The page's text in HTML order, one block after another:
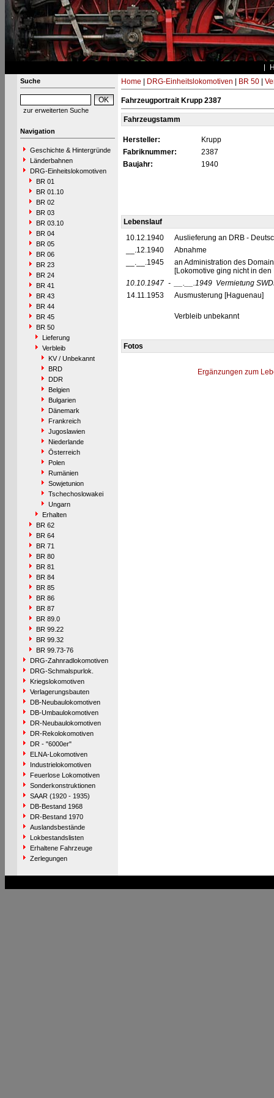
Suche
zur erweiterten Suche
Navigation
Geschichte & Hintergründe
Länderbahnen
DRG-Einheitslokomotiven
BR 01
BR 01.10
BR 02
BR 03
BR 03.10
BR 04
BR 05
BR 06
BR 23
BR 24
BR 41
BR 43
BR 44
BR 45
BR 50
Lieferung
Verbleib
KV / Unbekannt
BRD
DDR
Belgien
Bulgarien
Dänemark
Frankreich
Jugoslawien
Niederlande
Österreich
Polen
Rumänien
Sowjetunion
Tschechoslowakei
Ungarn
Erhalten
BR 62
BR 64
BR 71
BR 80
BR 81
BR 84
BR 85
BR 86
BR 87
BR 89.0
BR 99.22
BR 99.32
BR 99.73-76
DRG-Zahnradlokomotiven
DRG-Schmalspurlok.
Kriegslokomotiven
Verlagerungsbauten
DB-Neubaulokomotiven
DB-Umbaulokomotiven
DR-Neubaulokomotiven
DR-Rekolokomotiven
DR - "6000er"
ELNA-Lokomotiven
Industrielokomotiven
Feuerlose Lokomotiven
Sonderkonstruktionen
SAAR (1920 - 1935)
DB-Bestand 1968
DR-Bestand 1970
Auslandsbestände
Lokbestandslisten
Erhaltene Fahrzeuge
Zerlegungen
Home DRG-Einheitslokomotiven BR 50|
Fahrzeugportrait Krupp 2387
Fahrzeugstamm
Hersteller:
Krupp
Fabriknummer:
2387
Baujahr:
1940
Lebenslauf
10.12.1940
Auslieferung an DRB -
__.12.1940
Abnahme
__.__.1945
an Administration des
[Lokomotive ging nicht in
10.10.1947 - __.__.1949 Vermietung
14.11.1953
Ausmusterung [Haguenau]
Verbleib unbekannt
Fotos
Ergänzungen zum